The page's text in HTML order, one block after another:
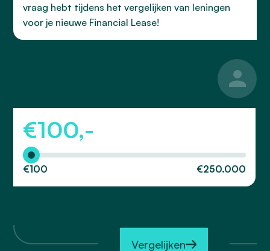
vraag hebt tijdens het vergelijken van leningen
voor je nieuwe Financial Lease!
€100,-
€100 €250.000
Vergelijken